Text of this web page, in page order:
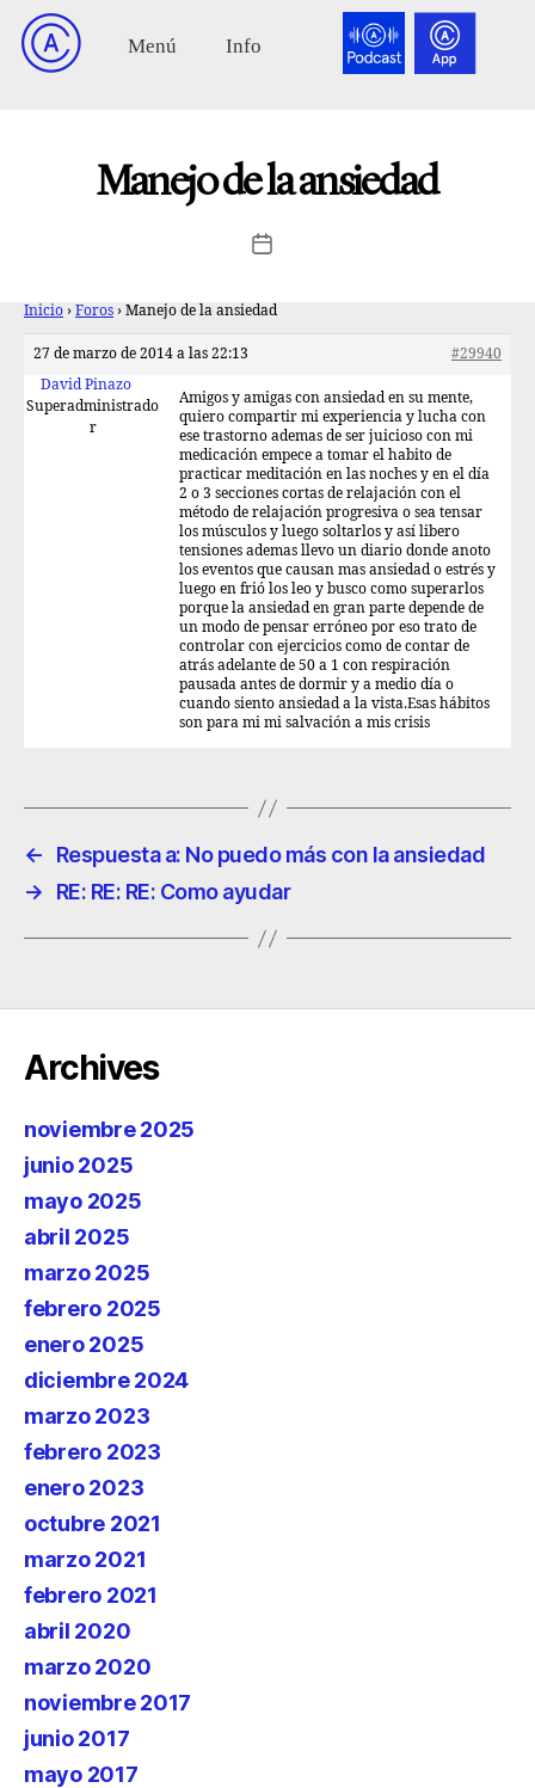
Manejo de la ansiedad
Inicio › Foros › Manejo de la ansiedad
27 de marzo de 2014 a las 22:13
#29940
David Pinazo
Superadministrado
r
Amigos y amigas con ansiedad en su mente,
quiero compartir mi experiencia y lucha con
ese trastorno ademas de ser juicioso con mi
medicación empece a tomar el habito de
practicar meditación en las noches y en el día
2 o 3 secciones cortas de relajación con el
método de relajación progresiva o sea tensar
los músculos y luego soltarlos y así libero
tensiones ademas llevo un diario donde anoto
los eventos que causan mas ansiedad o estrés y
luego en frió los leo y busco como superarlos
porque la ansiedad en gran parte depende de
un modo de pensar erróneo por eso trato de
controlar con ejercicios como de contar de
atrás adelante de 50 a 1 con respiración
pausada antes de dormir y a medio día o
cuando siento ansiedad a la vista.Esas hábitos
son para mi mi salvación a mis crisis
←
Respuesta a: No puedo más con la ansiedad
→
RE: RE: RE: Como ayudar
Archives
noviembre 2025
junio 2025
mayo 2025
abril 2025
marzo 2025
febrero 2025
enero 2025
diciembre 2024
marzo 2023
febrero 2023
enero 2023
octubre 2021
marzo 2021
febrero 2021
abril 2020
marzo 2020
noviembre 2017
junio 2017
mayo 2017